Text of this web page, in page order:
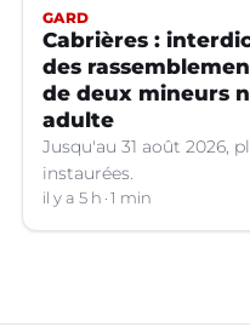
GARD
Cabrières :
des
de deux mineurs
adulte
Jusqu'au 31 août 2026,
instaurées.
il y a 5 h 1 min